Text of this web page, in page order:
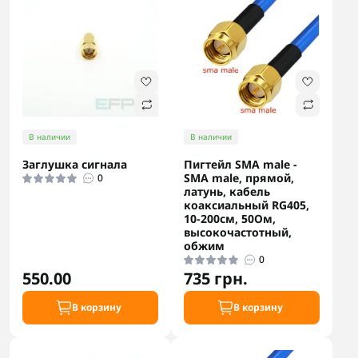
В наличии
Заглушка сигнала
0
550.00
В корзину
В наличии
Пигтейл SMA male -
SMA male, прямой,
латунь, кабель
коаксиальный RG405,
10-200см, 50Ом,
высокочастотный,
обжим
0
735 грн.
В корзину